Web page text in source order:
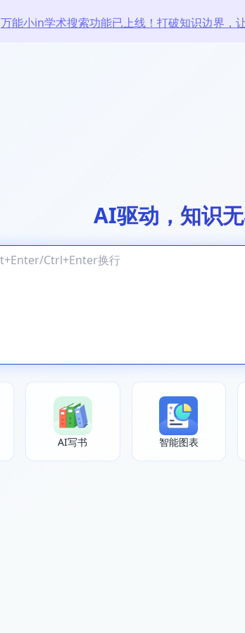
万能小in学术搜索功能已上线！打破知识边界，
AI驱动，知识
AI写书 智能图表